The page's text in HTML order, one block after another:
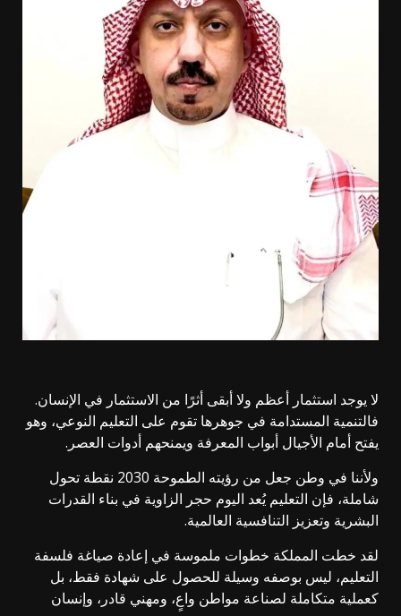
لا يوجد استثمار أعظم ولا أبقى أثرًا من الاستثمار في الإنسان.
فالتنمية المستدامة في جوهرها تقوم على التعليم النوعي، وهو
يفتح أمام الأجيال أبواب المعرفة ويمنحهم أدوات العصر.
ولأننا في وطن جعل من رؤيته الطموحة 2030 نقطة تحول
شاملة، فإن التعليم يُعد اليوم حجر الزاوية في بناء القدرات
البشرية وتعزيز التنافسية العالمية.
لقد خطت المملكة خطوات ملموسة في إعادة صياغة فلسفة
التعليم، ليس بوصفه وسيلة للحصول على شهادة فقط، بل
كعملية متكاملة لصناعة مواطن واعٍ، ومهني قادر، وإنسان